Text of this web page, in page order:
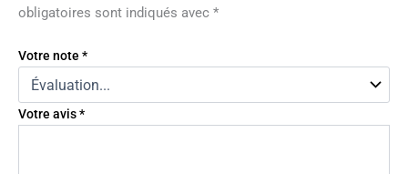
obligatoires sont indiqués avec *
Votre note *
Votre avis*